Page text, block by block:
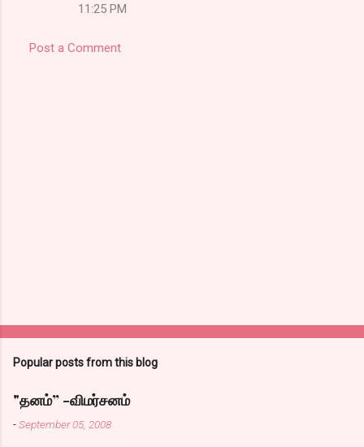
11:25 PM
Post a Comment
Popular posts from this blog
"தனம்” -விமர்சனம்
-September 05, 2008